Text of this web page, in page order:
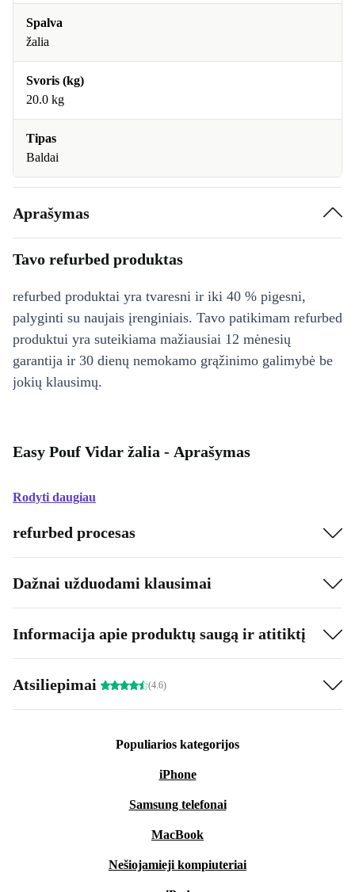
Spalva
žalia
Svoris (kg)
20.0 kg
Tipas
Baldai
Aprašymas
Tavo refurbed produktas
refurbed produktai yra tvaresni ir iki 40 % pigesni,
palyginti su naujais įrenginiais. Tavo patikimam refurbed
produktui yra suteikiama mažiausiai 12 mėnesių
garantija ir 30 dienų nemokamo grąžinimo galimybė be
jokių klausimų.
Easy Pouf Vidar žalia - Aprašymas
Rodyti daugiau
refurbed procesas
Dažnai užduodami klausimai
Informacija apie produktų saugą ir atitiktį
Atsiliepimai (4.6)
Populiarios kategorijos
iPhone
Samsung telefonai
MacBook
Nešiojamieji kompiuteriai